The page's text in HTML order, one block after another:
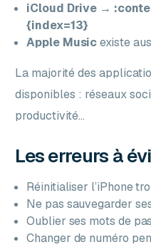
iCloud Drive →
{index=13}
Apple Musicexiste
La majorité des
disponibles : réseaux
productivité…
Les erreurs à
Réinitialiser l’iPhone
Ne pas sauvegarder
Oublier ses mots de
Changer de numéro